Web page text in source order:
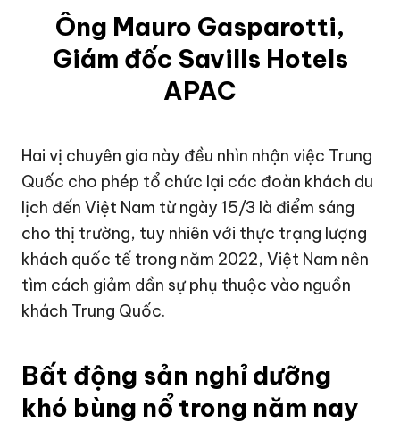
Ông Mauro Gasparotti,
Giám đốc Savills Hotels
APAC
Hai vị chuyên gia này đều nhìn nhận việc Trung
Quốc cho phép tổ chức lại các đoàn khách du
lịch đến Việt Nam từ ngày 15/3 là điểm sáng
cho thị trường, tuy nhiên với thực trạng lượng
khách quốc tế trong năm 2022, Việt Nam nên
tìm cách giảm dần sự phụ thuộc vào nguồn
khách Trung Quốc.
Bất động sản nghỉ dưỡng
khó bùng nổ trong năm nay